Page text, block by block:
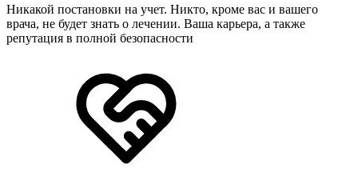
Никакой постановки на учет. Никто, кроме вас и вашего
врача, не будет знать о лечении. Ваша карьера, а также
репутация в полной безопасности